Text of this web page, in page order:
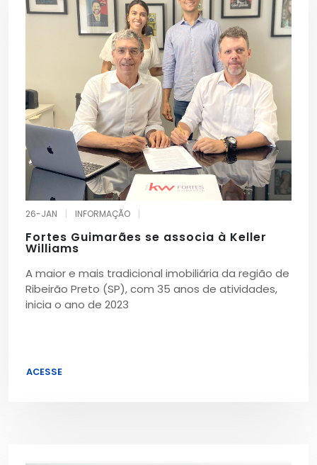
26-JAN INFORMAÇÃO
Fortes Guimarães se associa à Keller
Williams
A maior e mais tradicional imobiliária da região de
Ribeirão Preto (SP), com 35 anos de atividades,
inicia o ano de 2023
ACESSE